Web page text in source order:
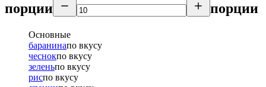
порции
порции
Основные
баранинапо вкусу
чеснокпо вкусу
зеленьпо вкусу
риспо вкусу